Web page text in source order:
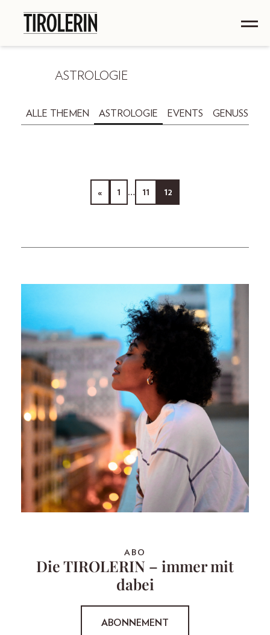
ASTROLOGIE
ALLE THEMEN ASTROLOGIE EVENTS GENUSS
« 1 … 11 12
ABO
Die TIROLERIN – immer mit
dabei
ABONNEMENT